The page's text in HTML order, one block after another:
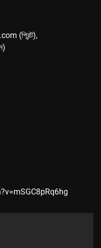
(প্রিন্ট),